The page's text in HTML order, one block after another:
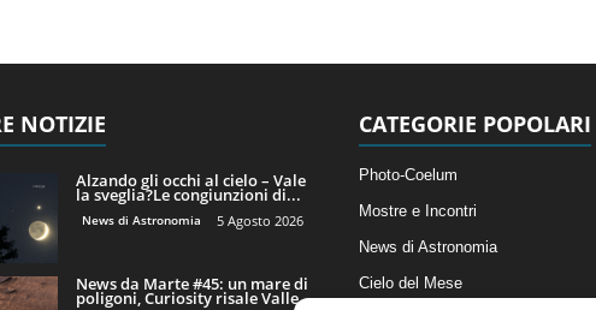
NOTIZIE
Alzando gli occhi al cielo – Vale
la sveglia?Le congiunzioni di...
News di Astronomia 5 Agosto 2026
News da Marte #45: un mare di
poligoni, Curiosity risale Valle...
CATEGORIE POPOLARI
Photo-Coelum
Mostre e Incontri
News di Astronomia
Cielo del Mese